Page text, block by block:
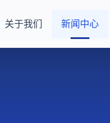
关于我们 新闻中心